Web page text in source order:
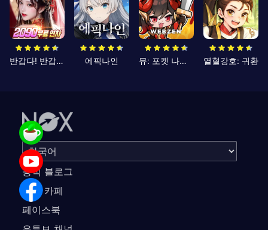
반갑다! 반갑삼국지 에픽나인 뮤: 포켓 나이츠 열혈강호: 귀환
공식 블로그
공식 카페
페이스북